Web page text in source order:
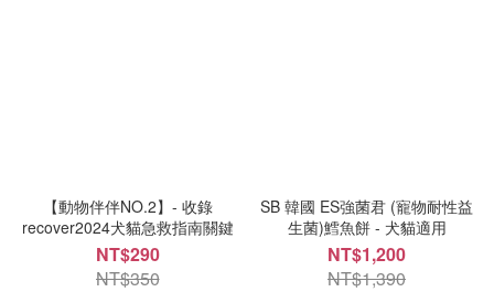
【動物伴伴NO.2】- 收錄
recover2024犬貓急救指南關鍵
NT$290
NT$350
SB 韓國 ES強菌君 (寵物耐性益
生菌)鱈魚餅 - 犬貓適用
NT$1,200
NT$1,390